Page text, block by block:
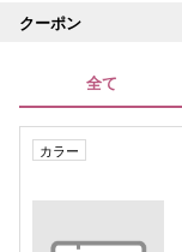
クーポン
全て
カラー